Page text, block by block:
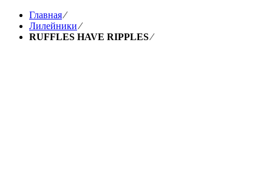
Главная⁄
Лилейники⁄
RUFFLES HAVE RIPPLES⁄